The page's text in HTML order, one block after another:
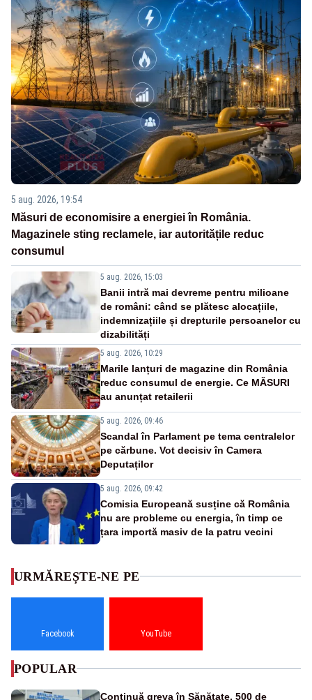
5 aug. 2026, 19:54
Măsuri de economisire a energiei în România.
Magazinele sting reclamele, iar autoritățile reduc
consumul
5 aug. 2026, 15:03
Banii intră mai devreme pentru milioane
de români: când se plătesc alocațiile,
indemnizațiile și drepturile persoanelor cu
dizabilități
5 aug. 2026, 10:29
Marile lanțuri de magazine din România
reduc consumul de energie. Ce MĂSURI
au anunțat retailerii
5 aug. 2026, 09:46
Scandal în Parlament pe tema centralelor
pe cărbune. Vot decisiv în Camera
Deputaților
5 aug. 2026, 09:42
Comisia Europeană susține că România
nu are probleme cu energia, în timp ce
țara importă masiv de la patru vecini
URMĂREȘTE-NE PE
Facebook YouTube
POPULAR
Continuă greva în Sănătate. 500 de